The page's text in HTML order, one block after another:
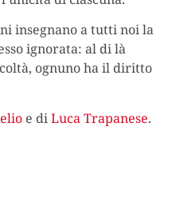
insegnano a tutti noi la
ignorata: al di là
ognuno ha il diritto
e diLuca Trapanese.